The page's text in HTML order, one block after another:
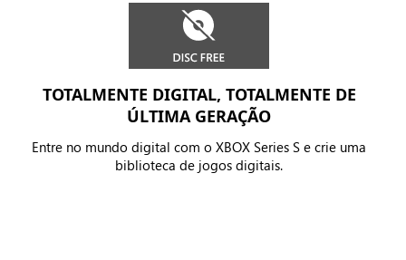
TOTALMENTE DIGITAL, TOTALMENTE DE
ÚLTIMA GERAÇÃO
Entre no mundo digital com o XBOX Series S e crie uma
biblioteca de jogos digitais.